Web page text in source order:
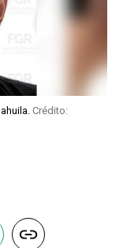
Crédito: